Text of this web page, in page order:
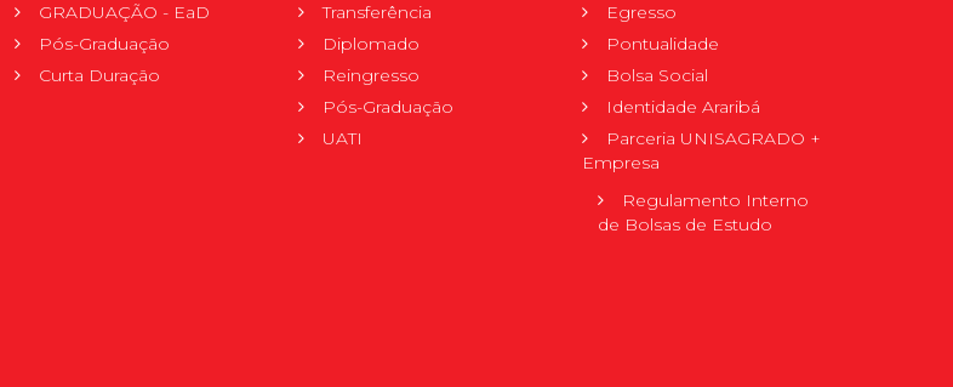
GRADUAÇÃO - EaD
Pós-Graduação
Curta Duração
Transferência
Diplomado
Reingresso
Pós-Graduação
UATI
Egresso
Pontualidade
Bolsa Social
Identidade Araribá
Parceria UNISAGRADO +
Empresa
Regulamento Interno
de Bolsas de Estudo